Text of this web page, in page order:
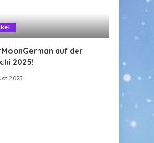
auf der
2025!
2025